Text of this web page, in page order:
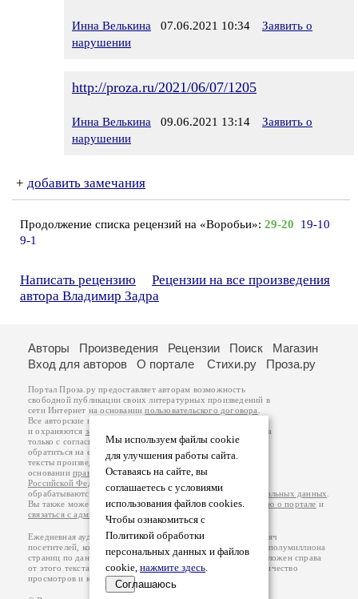
Инна Велькина 07.06.2021 10:34
Заявить о
нарушении
http://proza.ru/2021/06/07/1205
Инна Велькина 09.06.2021 13:14
Заявить о
нарушении
+ добавить замечания
Продолжение списка рецензий на «Воробьи»: 29-20
19-10
9-1
Написать рецензию
Рецензии на все произведения
автора Владимир Задра
Мы используем файлы cookie
для улучшения работы сайта.
Оставаясь на сайте, вы
соглашаетесь с условиями
использования файлов cookies.
Чтобы ознакомиться с
Политикой обработки
персональных данных и файлов
cookie, нажмите здесь.
Соглашаюсь
Авторы Произведения Рецензии Поиск
Магазин
Вход для авторов
О портале Стихи.ру Проза.ру
Портал Проза.ру предоставляет авторам возможность
свободной публикации своих литературных произведений в
сети Интернет на основаниипользовательского договора
Все авторские права на произведения принадлежат авторам
и охраняются законом
. Перепечатка произведений возможна
только с согласия его автора, к которому вы можете
обратиться на его авторской странице. Ответственность за
тексты произведений авторы несут самостоятельно на
основанииправил публикацииизаконодательства
Российской Федерации
обрабатываются на основанииПолитики обработки персональных данных
Вы также можете посмотреть более подробнуюинформацию о портале и
связаться с администрацией
Ежедневная аудитория портала Проза.ру – порядка 100 тысяч
посетителей, которые в общей сумме просматривают более полумиллиона
страниц по данным счетчика посещаемости, который расположен справа
от этого текста. В каждой графе указано по две цифры: количество
просмотров и количество посетителей.